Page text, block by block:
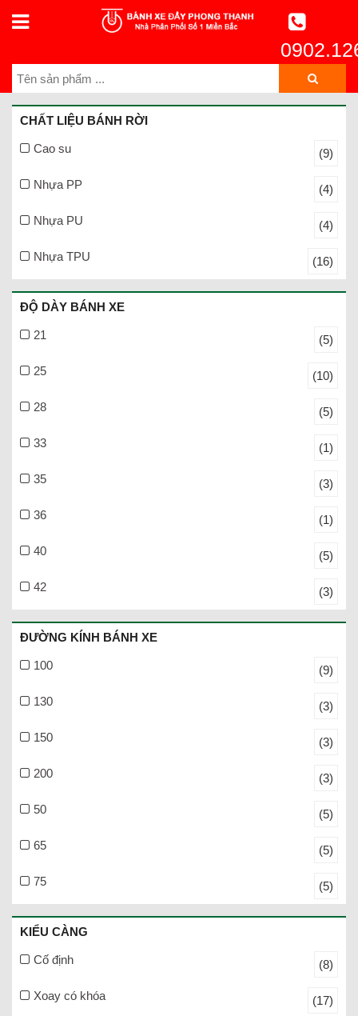
CHẤT LIỆU BÁNH RỜI
Cao su (9)
Nhựa PP (4)
Nhựa PU (4)
Nhựa TPU (16)
ĐỘ DÀY BÁNH XE
21 (5)
25 (10)
28 (5)
33 (1)
35 (3)
36 (1)
40 (5)
42 (3)
ĐƯỜNG KÍNH BÁNH XE
100 (9)
130 (3)
150 (3)
200 (3)
50 (5)
65 (5)
75 (5)
KIỂU CÀNG
Cố định (8)
Xoay có khóa (17)